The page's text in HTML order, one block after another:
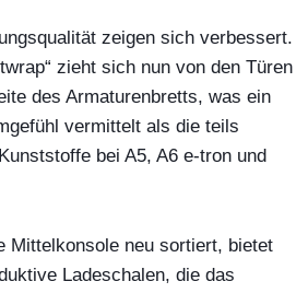
zeigen sich verbessert.
zieht sich nun von den Türen
des Armaturenbretts, was ein
vermittelt als die teils
bei A5, A6 e-tron und
Mittelkonsole neu sortiert, bietet
Ladeschalen, die das